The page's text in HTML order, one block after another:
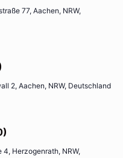
77, Aachen, NRW,
2, Aachen, NRW, Deutschland
4, Herzogenrath, NRW,